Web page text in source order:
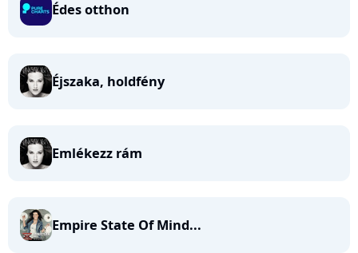
Édes otthon
Éjszaka, holdfény
Emlékezz rám
Empire State Of Mind...